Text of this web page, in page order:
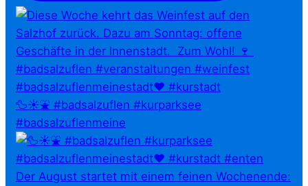
🦆☀️⛲ #badsalzuflen #kurparksee
#badsalzuflenmeine
Der August startet mit einem feinen Wochenende: